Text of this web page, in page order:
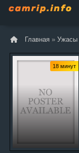
Главная » Ужасы
18 минут